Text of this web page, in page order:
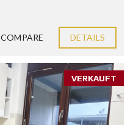
COMPARE DETAILS
VERKAUFT